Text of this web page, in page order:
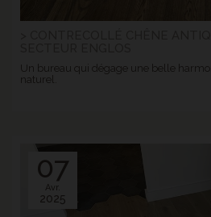
Un bureau qui dégage une belle
naturel.
07
Avr.
2025